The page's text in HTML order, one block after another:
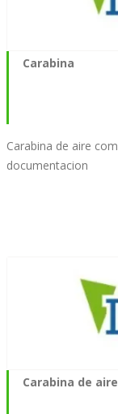
Carabina
Carabina de aire
documentacion
Carabina de